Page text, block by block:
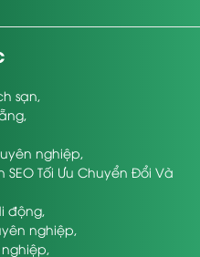
sạn,
,
nghiệp,
SEO Tối Ưu Chuyển Đổi Và
động,
nghiệp,
,